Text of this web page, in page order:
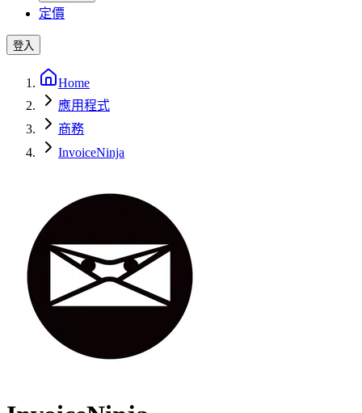
定價
登入
Home
應用程式
商務
InvoiceNinja